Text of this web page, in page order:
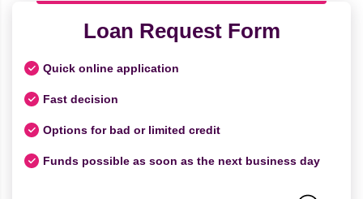
Loan Request Form
Quick online application
Fast decision
Options for bad or limited credit
Funds possible as soon as the next business day